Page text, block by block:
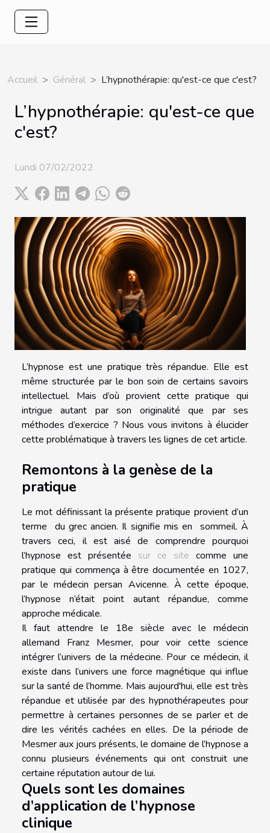
Accueil Général L’hypnothérapie: qu'est-ce que c'est?
L’hypnothérapie: qu'est-ce que
c'est?
Lundi 07/02/2022
L’hypnose est une pratique très répandue. Elle est
même structurée par le bon soin de certains savoirs
intellectuel. Mais d’où provient cette pratique qui
intrigue autant par son originalité que par ses
méthodes d’exercice ? Nous vous invitons à élucider
cette problématique à travers les lignes de cet article.
Remontons à la genèse de la
pratique
Le mot définissant la présente pratique provient d’un
terme du grec ancien. Il signifie mis en sommeil. À
travers ceci, il est aisé de comprendre pourquoi
l’hypnose est présentée sur ce site comme une
pratique qui commença à être documentée en 1027,
par le médecin persan Avicenne. À cette époque,
l’hypnose n’était point autant répandue, comme
approche médicale.
Il faut attendre le 18e siècle avec le médecin
allemand Franz Mesmer, pour voir cette science
intégrer l’univers de la médecine. Pour ce médecin, il
existe dans l’univers une force magnétique qui influe
sur la santé de l’homme. Mais aujourd'hui, elle est très
répandue et utilisée par des hypnothérapeutes pour
permettre à certaines personnes de se parler et de
dire les vérités cachées en elles. De la période de
Mesmer aux jours présents, le domaine de l’hypnose a
connu plusieurs événements qui ont construit une
certaine réputation autour de lui.
Quels sont les domaines
d’application de l’hypnose
clinique